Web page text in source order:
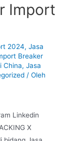
Import
2024, Jasa
Breaker
China, Jasa
/ Oleh
Linkedin
X